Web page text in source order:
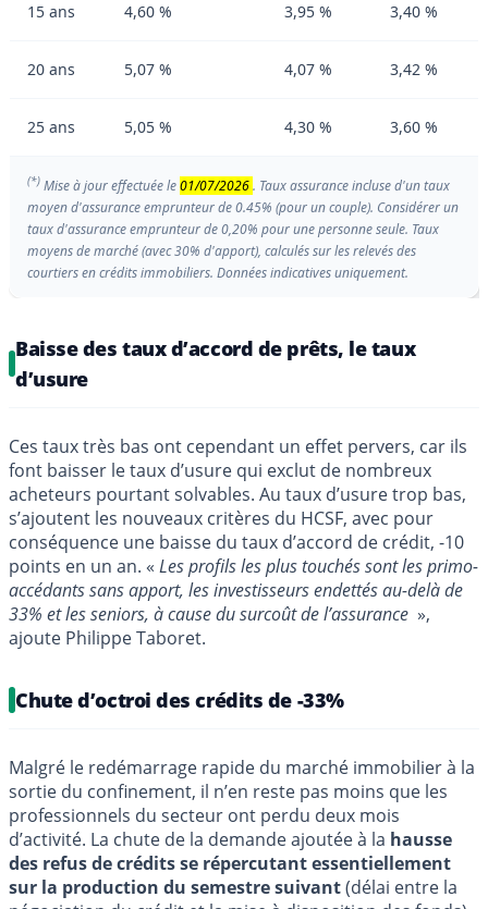
15 ans 4,60 % 3,95 % 3,40 %
20 ans 5,07 % 4,07 % 3,42 %
25 ans 5,05 % 4,30 % 3,60 %
(*) Mise à jour effectuée le01/07/2026. Taux assurance incluse d'un taux
moyen d'assurance emprunteur de 0.45% (pour un couple). Considérer un
taux d'assurance emprunteur de 0,20% pour une personne seule. Taux
moyens de marché (avec 30% d'apport), calculés sur les relevés des
courtiers en crédits immobiliers. Données indicatives uniquement.
Baisse des taux d’accord de prêts, le taux
d’usure
Ces taux très bas ont cependant un effet pervers, car ils
font baisser le taux d’usure qui exclut de nombreux
acheteurs pourtant solvables. Au taux d’usure trop bas,
s’ajoutent les nouveaux critères du HCSF, avec pour
conséquence une baisse du taux d’accord de crédit, -10
points en un an. « Les profils les plus touchés sont les primo-
accédants sans apport, les investisseurs endettés au-delà de
33% et les seniors, à cause du surcoût de l’assurance »,
ajoute Philippe Taboret.
Chute d’octroi des crédits de -33%
Malgré le redémarrage rapide du marché immobilier à la
sortie du confinement, il n’en reste pas moins que les
professionnels du secteur ont perdu deux mois
d’activité. La chute de la demande ajoutée à la hausse
des refus de crédits se répercutant essentiellement
sur la production du semestre suivant(délai entre la